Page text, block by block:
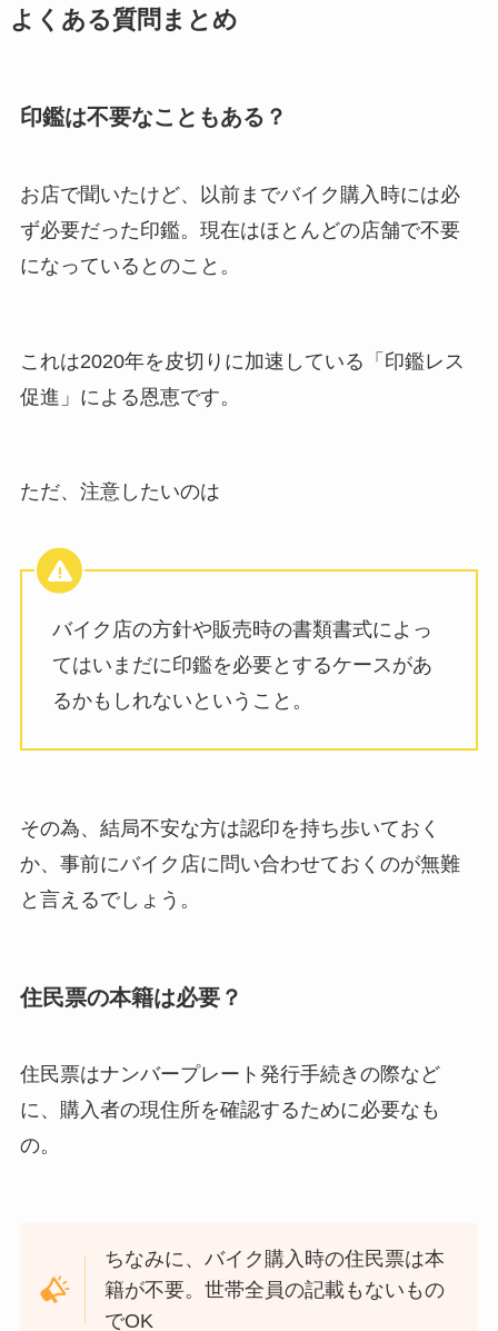
よくある質問まとめ
印鑑は不要なこともある？
お店で聞いたけど、以前までバイク購入時には必
ず必要だった印鑑。現在はほとんどの店舗で不要
になっているとのこと。
これは2020年を皮切りに加速している「印鑑レス
促進」による恩恵です。
ただ、注意したいのは
バイク店の方針や販売時の書類書式によっ
てはいまだに印鑑を必要とするケースがあ
るかもしれないということ。
その為、結局不安な方は認印を持ち歩いておく
か、事前にバイク店に問い合わせておくのが無難
と言えるでしょう。
住民票の本籍は必要？
住民票はナンバープレート発行手続きの際など
に、購入者の現住所を確認するために必要なも
の。
ちなみに、バイク購入時の住民票は本
籍が不要。世帯全員の記載もないもの
でOK